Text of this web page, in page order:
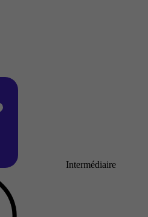
Intermédiaire